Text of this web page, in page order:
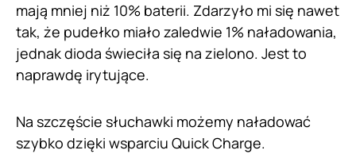
mają mniej niż 10% baterii. Zdarzyło mi się nawet
tak, że pudełko miało zaledwie 1% naładowania,
jednak dioda świeciła się na zielono. Jest to
naprawdę irytujące.
Na szczęście słuchawki możemy naładować
szybko dzięki wsparciu Quick Charge.